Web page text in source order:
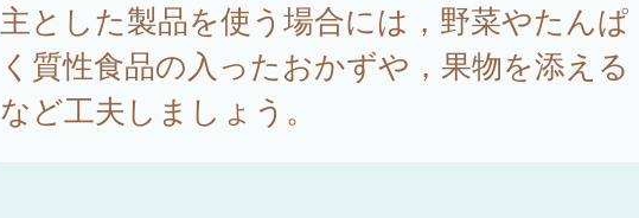
主とした製品を使う場合には，野菜やたんぱ
く質性食品の入ったおかずや，果物を添える
など工夫しましょう。